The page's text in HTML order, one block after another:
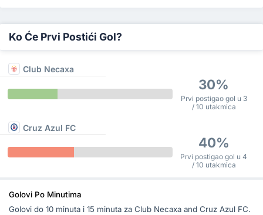
Ko Će Prvi Postići Gol?
Club Necaxa
30%
Prvi postigao gol u 3
/ 10 utakmica
Cruz Azul FC
40%
Prvi postigao gol u 4
/ 10 utakmica
Golovi Po Minutima
Golovi do 10 minuta i 15 minuta za Club Necaxa and Cruz Azul FC.